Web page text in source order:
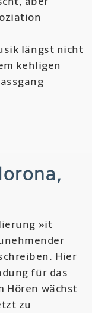
längst nicht
kehligen
»it
Hier
für das
Hören wächst
zu